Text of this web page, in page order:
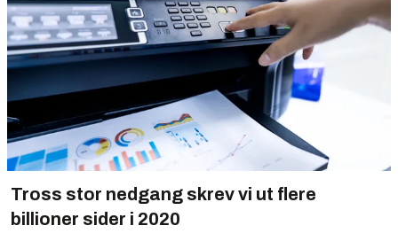
Tross stor nedgang skrev vi ut flere
billioner sider i 2020